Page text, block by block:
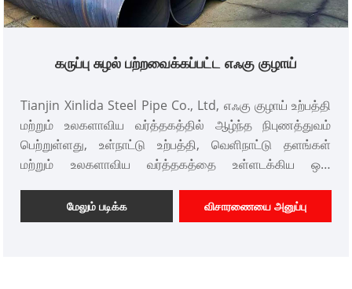
கருப்பு சுழல் பற்றவைக்கப்பட்ட எஃகு குழாய்
Tianjin Xinlida Steel Pipe Co., Ltd, எஃகு குழாய் உற்பத்தி
மற்றும் உலகளாவிய வர்த்தகத்தில் ஆழ்ந்த நிபுணத்துவம்
பெற்றுள்ளது, உள்நாட்டு உற்பத்தி, வெளிநாட்டு தளங்கள்
மற்றும் உலகளாவிய வர்த்தகத்தை உள்ளடக்கிய ஒரு
தயாரிப்புகள் தென்கிழக்கு ஆசியா, மத்திய கிழக்கு மற்றும்
பிற வெளிநாட்டுப் பகுதிகளுக்கு ஏற்றுமதி செய்யப்படுகின்றன.
மேலும் படிக்க விசாரணையை அனுப்பு